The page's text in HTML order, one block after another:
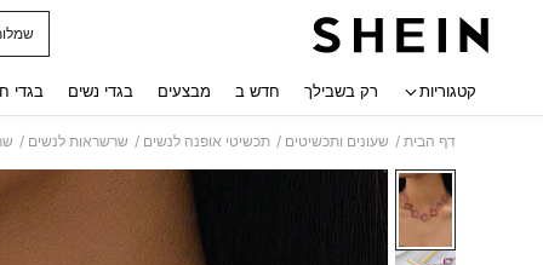
קטגוריות רק בשבילך חדש ב מבצעים בגדי נשים בגדי
דף הבית / שעונים ותכשיטים / תכשיטי אופנה לנשים / שרשראות לנשים /